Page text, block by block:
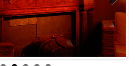
Next